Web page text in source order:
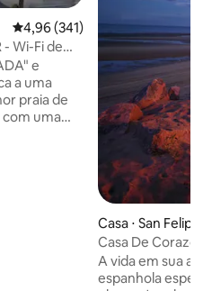
4,96 de uma avaliação média de
4,96 (341)
- Wi-Fi de
e
a uma
praia de
com uma
Casa ⋅ San Felipe
Casa De Corazon
A vida em sua
espanhola espera